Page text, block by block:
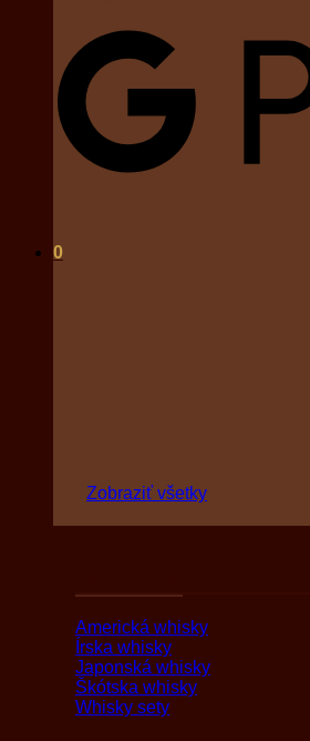
0
Zobraziť všetky
Americká whisky
Írska whisky
Japonská whisky
Škótska whisky
Whisky sety